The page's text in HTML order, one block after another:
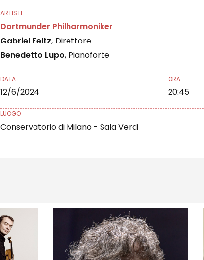
ARTISTI
Dortmunder Philharmoniker
Gabriel Feltz, Direttore
Benedetto Lupo, Pianoforte
DATA
12/6/2024
ORA
20:45
LUOGO
Conservatorio di Milano - Sala Verdi